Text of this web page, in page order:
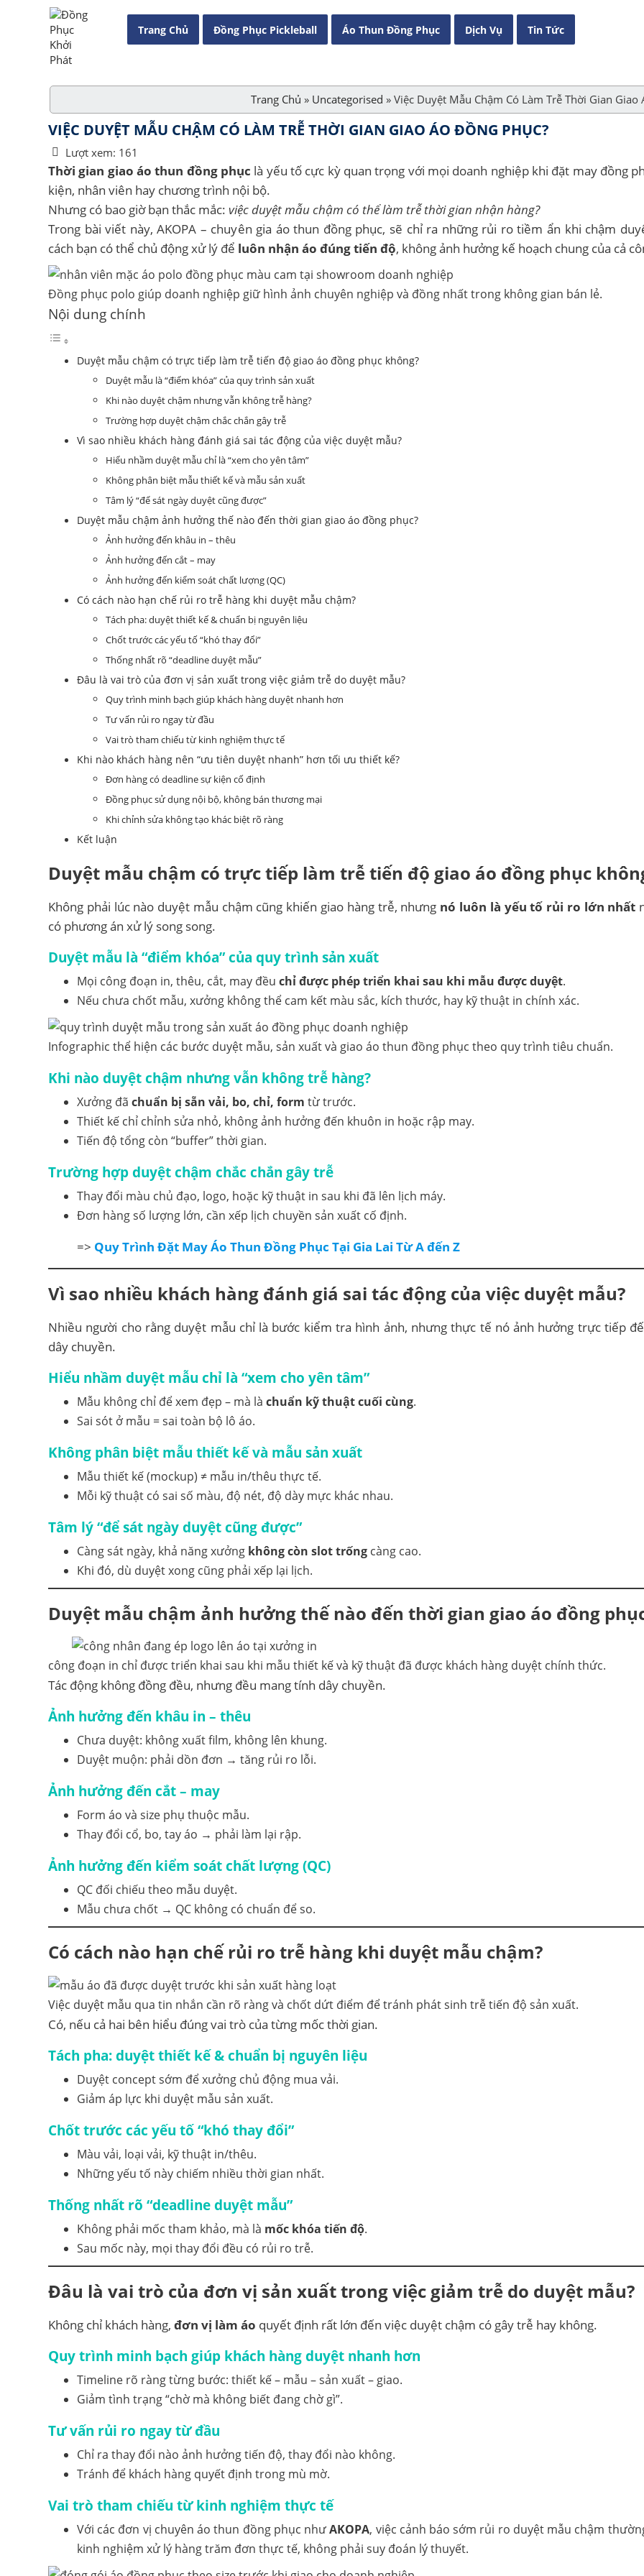
Trang Chủ Đồng Phục Pickleball Áo Thun Đồng Phục Dịch Vụ Tin Tức
Trang Chủ » Uncategorised » Việc Duyệt Mẫu Chậm Có Làm Trễ Thời Gian Giao
VIỆC DUYỆT MẪU CHẬM CÓ LÀM TRỄ THỜI GIAN GIAO ÁO ĐỒNG PHỤC?
Lượt xem: 161
Thời gian giao áo thun đồng phục là yếu tố cực kỳ quan trọng với mọi doanh nghiệp khi đặt may đồng
kiện, nhân viên hay chương trình nội bộ.
Nhưng có bao giờ bạn thắc mắc: việc duyệt mẫu chậm có thể làm trễ thời gian nhận hàng?
Trong bài viết này, AKOPA – chuyên gia áo thun đồng phục, sẽ chỉ ra những rủi ro tiềm ẩn khi chậm
cách bạn có thể chủ động xử lý để luôn nhận áo đúng tiến độ, không ảnh hưởng kế hoạch chung của cả
Đồng phục polo giúp doanh nghiệp giữ hình ảnh chuyên nghiệp và đồng nhất trong không gian bán lẻ.
Nội dung chính
Duyệt mẫu chậm có trực tiếp làm trễ tiến độ giao áo đồng phục không?
Duyệt mẫu là “điểm khóa” của quy trình sản xuất
Khi nào duyệt chậm nhưng vẫn không trễ hàng?
Trường hợp duyệt chậm chắc chắn gây trễ
Vì sao nhiều khách hàng đánh giá sai tác động của việc duyệt mẫu?
Hiểu nhầm duyệt mẫu chỉ là “xem cho yên tâm”
Không phân biệt mẫu thiết kế và mẫu sản xuất
Tâm lý “để sát ngày duyệt cũng được”
Duyệt mẫu chậm ảnh hưởng thế nào đến thời gian giao áo đồng phục?
Ảnh hưởng đến khâu in – thêu
Ảnh hưởng đến cắt – may
Ảnh hưởng đến kiểm soát chất lượng (QC)
Có cách nào hạn chế rủi ro trễ hàng khi duyệt mẫu chậm?
Tách pha: duyệt thiết kế & chuẩn bị nguyên liệu
Chốt trước các yếu tố “khó thay đổi”
Thống nhất rõ “deadline duyệt mẫu”
Đâu là vai trò của đơn vị sản xuất trong việc giảm trễ do duyệt mẫu?
Quy trình minh bạch giúp khách hàng duyệt nhanh hơn
Tư vấn rủi ro ngay từ đầu
Vai trò tham chiếu từ kinh nghiệm thực tế
Khi nào khách hàng nên “ưu tiên duyệt nhanh” hơn tối ưu thiết kế?
Đơn hàng có deadline sự kiện cố định
Đồng phục sử dụng nội bộ, không bán thương mại
Khi chỉnh sửa không tạo khác biệt rõ ràng
Kết luận
Duyệt mẫu chậm có trực tiếp làm trễ tiến độ giao áo đồng phục
Không phải lúc nào duyệt mẫu chậm cũng khiến giao hàng trễ, nhưng nó luôn là yếu tố rủi ro lớn nhất
có phương án xử lý song song.
Duyệt mẫu là “điểm khóa” của quy trình sản xuất
Mọi công đoạn in, thêu, cắt, may đều chỉ được phép triển khai sau khi mẫu được duyệt.
Nếu chưa chốt mẫu, xưởng không thể cam kết màu sắc, kích thước, hay kỹ thuật in chính xác.
Infographic thể hiện các bước duyệt mẫu, sản xuất và giao áo thun đồng phục theo quy trình tiêu chuẩn.
Khi nào duyệt chậm nhưng vẫn không trễ hàng?
Xưởng đã chuẩn bị sẵn vải, bo, chỉ, form từ trước.
Thiết kế chỉ chỉnh sửa nhỏ, không ảnh hưởng đến khuôn in hoặc rập may.
Tiến độ tổng còn “buffer” thời gian.
Trường hợp duyệt chậm chắc chắn gây trễ
Thay đổi màu chủ đạo, logo, hoặc kỹ thuật in sau khi đã lên lịch máy.
Đơn hàng số lượng lớn, cần xếp lịch chuyền sản xuất cố định.
=> Quy Trình Đặt May Áo Thun Đồng Phục Tại Gia Lai Từ A đến Z
Vì sao nhiều khách hàng đánh giá sai tác động của việc duyệt mẫu?
Nhiều người cho rằng duyệt mẫu chỉ là bước kiểm tra hình ảnh, nhưng thực tế nó ảnh hưởng trực tiếp
dây chuyền.
Hiểu nhầm duyệt mẫu chỉ là “xem cho yên tâm”
Mẫu không chỉ để xem đẹp – mà là chuẩn kỹ thuật cuối cùng.
Sai sót ở mẫu = sai toàn bộ lô áo.
Không phân biệt mẫu thiết kế và mẫu sản xuất
Mẫu thiết kế (mockup) ≠ mẫu in/thêu thực tế.
Mỗi kỹ thuật có sai số màu, độ nét, độ dày mực khác nhau.
Tâm lý “để sát ngày duyệt cũng được”
Càng sát ngày, khả năng xưởng không còn slot trống càng cao.
Khi đó, dù duyệt xong cũng phải xếp lại lịch.
Duyệt mẫu chậm ảnh hưởng thế nào đến thời gian giao áo đồng
công đoạn in chỉ được triển khai sau khi mẫu thiết kế và kỹ thuật đã được khách hàng duyệt chính thức.
Tác động không đồng đều, nhưng đều mang tính dây chuyền.
Ảnh hưởng đến khâu in – thêu
Chưa duyệt: không xuất film, không lên khung.
Duyệt muộn: phải dồn đơn → tăng rủi ro lỗi.
Ảnh hưởng đến cắt – may
Form áo và size phụ thuộc mẫu.
Thay đổi cổ, bo, tay áo → phải làm lại rập.
Ảnh hưởng đến kiểm soát chất lượng (QC)
QC đối chiếu theo mẫu duyệt.
Mẫu chưa chốt → QC không có chuẩn để so.
Có cách nào hạn chế rủi ro trễ hàng khi duyệt mẫu chậm?
Việc duyệt mẫu qua tin nhắn cần rõ ràng và chốt dứt điểm để tránh phát sinh trễ tiến độ sản xuất.
Có, nếu cả hai bên hiểu đúng vai trò của từng mốc thời gian.
Tách pha: duyệt thiết kế & chuẩn bị nguyên liệu
Duyệt concept sớm để xưởng chủ động mua vải.
Giảm áp lực khi duyệt mẫu sản xuất.
Chốt trước các yếu tố “khó thay đổi”
Màu vải, loại vải, kỹ thuật in/thêu.
Những yếu tố này chiếm nhiều thời gian nhất.
Thống nhất rõ “deadline duyệt mẫu”
Không phải mốc tham khảo, mà là mốc khóa tiến độ.
Sau mốc này, mọi thay đổi đều có rủi ro trễ.
Đâu là vai trò của đơn vị sản xuất trong việc giảm trễ do duyệt mẫu?
Không chỉ khách hàng, đơn vị làm áo quyết định rất lớn đến việc duyệt chậm có gây trễ hay không.
Quy trình minh bạch giúp khách hàng duyệt nhanh hơn
Timeline rõ ràng từng bước: thiết kế – mẫu – sản xuất – giao.
Giảm tình trạng “chờ mà không biết đang chờ gì”.
Tư vấn rủi ro ngay từ đầu
Chỉ ra thay đổi nào ảnh hưởng tiến độ, thay đổi nào không.
Tránh để khách hàng quyết định trong mù mờ.
Vai trò tham chiếu từ kinh nghiệm thực tế
Với các đơn vị chuyên áo thun đồng phục nhưAKOPA, việc cảnh báo sớm rủi ro duyệt mẫu chậm
kinh nghiệm xử lý hàng trăm đơn thực tế, không phải suy đoán lý thuyết.